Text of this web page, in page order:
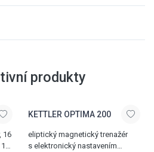
produkty
16
KETTLER OPTIMA 200
eliptický magnetický trenažér
s elektronický nastavením